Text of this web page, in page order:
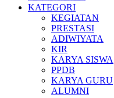
KATEGORI
KEGIATAN
PRESTASI
ADIWIYATA
KIR
KARYA SISWA
PPDB
KARYA GURU
ALUMNI